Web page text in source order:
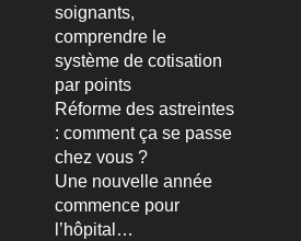
soignants,
comprendre le
système de cotisation
par points
Réforme des astreintes
: comment ça se passe
chez vous ?
Une nouvelle année
commence pour
l’hôpital…